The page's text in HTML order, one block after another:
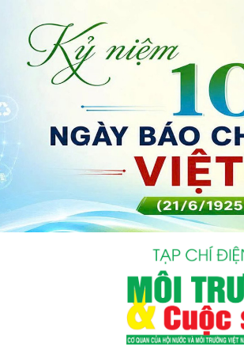
Gửi bình luận